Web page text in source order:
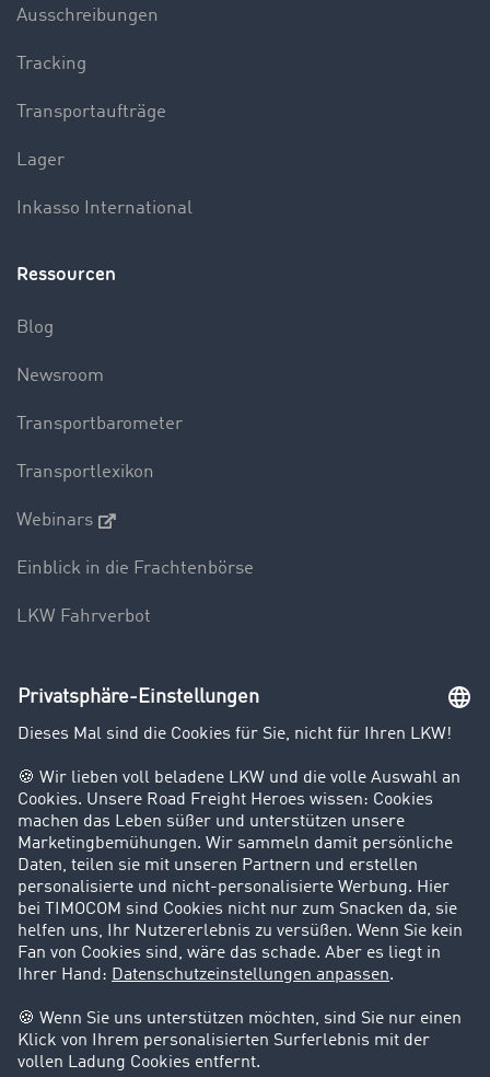
Ausschreibungen
Tracking
Transportaufträge
Lager
Inkasso International
Ressourcen
Blog
Newsroom
Transportbarometer
Transportlexikon
Webinars
Einblick in die Frachtenbörse
LKW Fahrverbot
Unternehmen
Kunden werben Kunden
Success Stories
Karriere
Support
Kontakt
Rechtliches
Impressum